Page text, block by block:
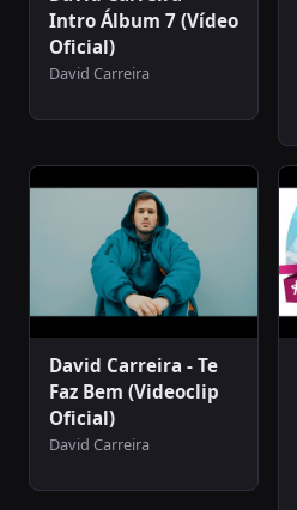
Intro Álbum 7 (Vídeo
Oficial)
David Carreira
David Carreira - Te
Faz Bem (Videoclip
Oficial)
David Carreira